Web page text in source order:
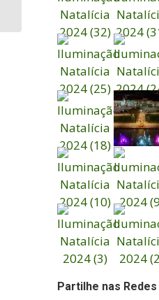
Partilhe nas